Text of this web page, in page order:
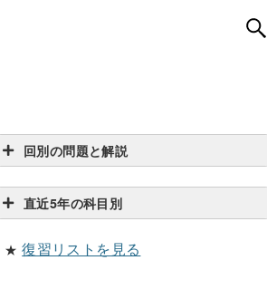
回別の問題と解説
直近5年の科目別
★復習リストを見る